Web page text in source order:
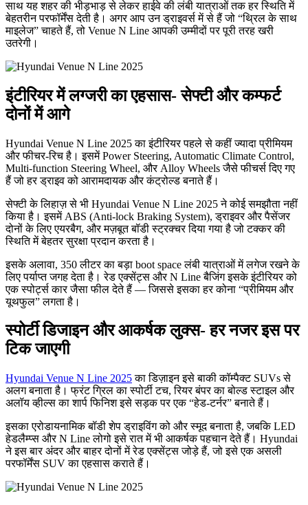
साथ यह शहर की भीड़भाड़ से लेकर हाईवे की लंबी यात्राओं तक हर स्थिति में
बेहतरीन परफॉर्मेंस देती है। अगर आप उन ड्राइवर्स में से हैं जो “थ्रिल के साथ
माइलेज” चाहते हैं, तो Venue N Line आपकी उम्मीदों पर पूरी तरह खरी
उतरेगी।
इंटीरियर में लग्जरी का एहसास- सेफ्टी और कम्फर्ट
दोनों में आगे
Hyundai Venue N Line 2025 का इंटीरियर पहले से कहीं ज्यादा प्रीमियम
और फीचर-रिच है। इसमें Power Steering, Automatic Climate Control,
Multi-function Steering Wheel, और Alloy Wheels जैसे फीचर्स दिए गए
हैं जो हर ड्राइव को आरामदायक और कंट्रोल्ड बनाते हैं।
सेफ्टी के लिहाज़ से भी Hyundai Venue N Line 2025 ने कोई समझौता नहीं
किया है। इसमें ABS (Anti-lock Braking System), ड्राइवर और पैसेंजर
दोनों के लिए एयरबैग, और मज़बूत बॉडी स्ट्रक्चर दिया गया है जो टक्कर की
स्थिति में बेहतर सुरक्षा प्रदान करता है।
इसके अलावा, 350 लीटर का बड़ा boot space लंबी यात्राओं में लगेज रखने के
लिए पर्याप्त जगह देता है। रेड एक्सेंट्स और N Line बैजिंग इसके इंटीरियर को
एक स्पोर्ट्स कार जैसा फील देते हैं — जिससे इसका हर कोना “प्रीमियम और
यूथफुल” लगता है।
स्पोर्टी डिजाइन और आकर्षक लुक्स- हर नजर इस पर
टिक जाएगी
Hyundai Venue N Line 2025का डिज़ाइन इसे बाकी कॉम्पैक्ट SUVs से
अलग बनाता है। फ्रंट ग्रिल का स्पोर्टी टच, रियर बंपर का बोल्ड स्टाइल और
अलॉय व्हील्स का शार्प फिनिश इसे सड़क पर एक “हेड-टर्नर” बनाते हैं।
इसका एरोडायनामिक बॉडी शेप ड्राइविंग को और स्मूद बनाता है, जबकि LED
हेडलैम्प्स और N Line लोगो इसे रात में भी आकर्षक पहचान देते हैं। Hyundai
ने इस बार अंदर और बाहर दोनों में रेड एक्सेंट्स जोड़े हैं, जो इसे एक असली
परफॉर्मेंस SUV का एहसास कराते हैं।